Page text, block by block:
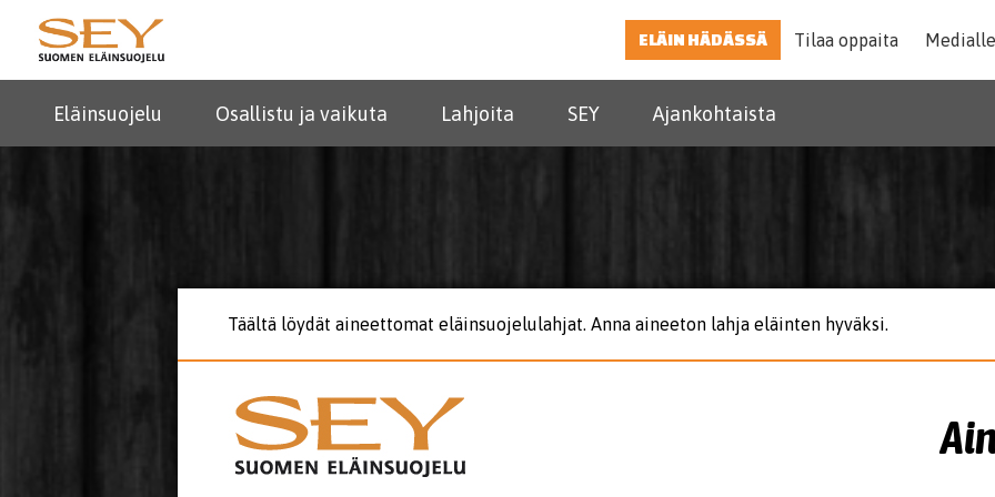
ELÄIN HÄDÄSSÄ Tilaa oppaita Medialle
Eläinsuojelu Osallistu ja vaikuta Lahjoita SEY Ajankohtaista
Täältä löydät aineettomat eläinsuojelulahjat. Anna aineeton lahja eläinten hyväksi.